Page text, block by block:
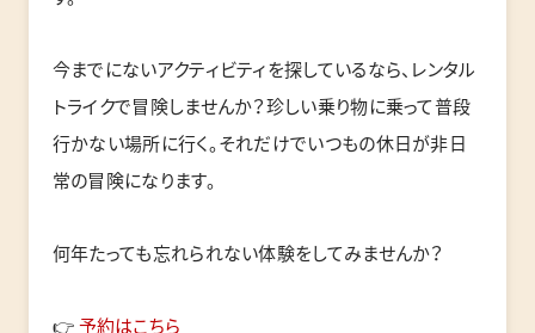
今までにないアクティビティを探しているなら、レンタル
トライクで冒険しませんか？珍しい乗り物に乗って普段
行かない場所に行く。それだけでいつもの休日が非日
常の冒険になります。
何年たっても忘れられない体験をしてみませんか？
👉予約はこちら